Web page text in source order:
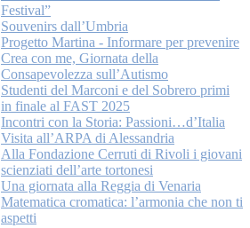
Festival”
Souvenirs dall’Umbria
Progetto Martina - Informare per prevenire
Crea con me, Giornata della
Consapevolezza sull’Autismo
Studenti del Marconi e del Sobrero primi
in finale al FAST 2025
Incontri con la Storia: Passioni…d’Italia
Visita all’ARPA di Alessandria
Alla Fondazione Cerruti di Rivoli i giovani
scienziati dell’arte tortonesi
Una giornata alla Reggia di Venaria
Matematica cromatica: l’armonia che non ti
aspetti